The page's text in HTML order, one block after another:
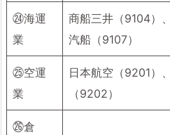
㉔海運
業
商船三井（9104）
汽船（9107）
㉕空運
業
日本航空（9201）
（9202）
㉖倉